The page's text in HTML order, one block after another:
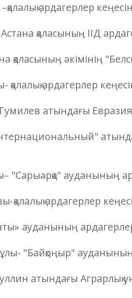
ардагерлер
қаласының ІІД
қаласының әкімінің
ардагерлер
атындағы
"Сарыарқа" ауданының
қалалық ардагерлер
ауданының ардагерлер
"Байқоңыр" ауданының
атындағы Аграрлық